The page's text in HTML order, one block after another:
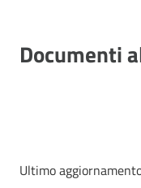
Documenti
Ultimo